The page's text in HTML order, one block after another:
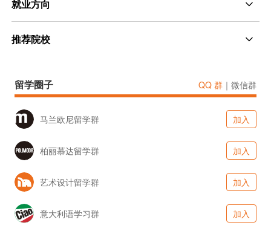
就业方向
推荐院校
留学圈子 QQ 群 ｜ 微信群
马兰欧尼留学群 加入
柏丽慕达留学群 加入
艺术设计留学群 加入
意大利语学习群 加入